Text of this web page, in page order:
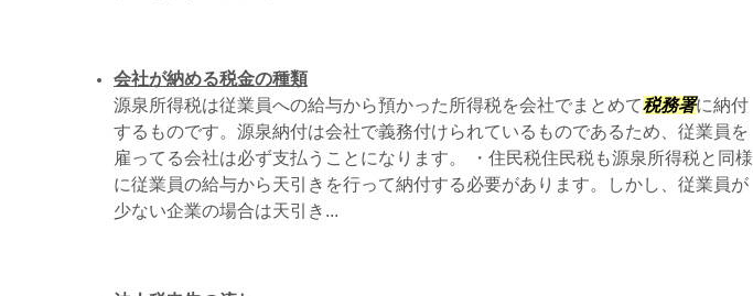
会社が納める税金の種類
源泉所得税は従業員への給与から預かった所得税を会社でまとめて税務署に納付
するものです。源泉納付は会社で義務付けられているものであるため、従業員を
雇ってる会社は必ず支払うことになります。 ・住民税住民税も源泉所得税と同様
に従業員の給与から天引きを行って納付する必要があります。しかし、従業員が
少ない企業の場合は天引き...